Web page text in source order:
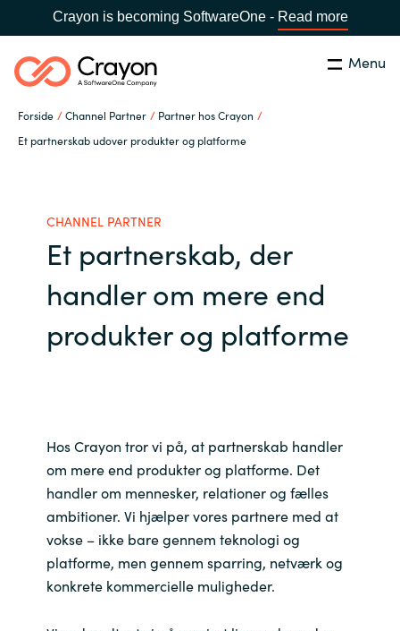
Crayon is becoming SoftwareOne - Read more
Menu
Forside Channel Partner
Partner hos Crayon
Et partnerskab udover produkter og platforme
Global site
Africa
Australia
Czechia
Denmark
Estonia
Søg Luk
Om os
Softwarepartnere
Channel Partner
Karriere
Kontakt os
CHANNEL PARTNER
Et partnerskab, der
handler om mere end
produkter og platforme
Hos Crayon tror vi på, at partnerskab handler
om mere end produkter og platforme. Det
handler om mennesker, relationer og fælles
ambitioner. Vi hjælper vores partnere med at
vokse – ikke bare gennem teknologi og
platforme, men gennem sparring, netværk og
konkrete kommercielle muligheder.